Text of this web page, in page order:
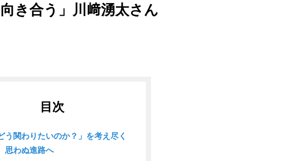
き合う」川﨑湧太さん
目次
う関わりたいのか？」を考え尽く
思わぬ進路へ